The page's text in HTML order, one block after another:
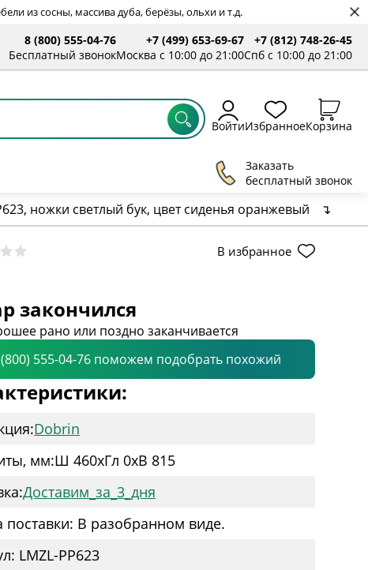
из сосны, массива дуба, берёзы, ольхи и т.д.
8 (800) 555-04-76
Бесплатный звонок
+7 (499) 653-69-67
Москва с 10:00 до 21:00
+7 (812) 748-26-45
Спб с 10:00 до 21:00
ВойтиИзбранноеКорзина
Заказать
бесплатный звонок
ножки светлый бук, цвет сиденья оранжевый ↴
В избранное
закончился
рано или поздно заканчивается
555-04-76 поможем подобрать похожий
Dobrin
мм:Ш 460xГл 0xВ 815
Доставим_за_3_дня
В разобранном виде.
LMZL-PP623